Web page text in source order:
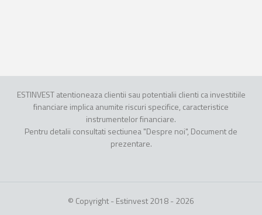
ESTINVEST atentioneaza clientii sau potentialii clienti ca investitiile
financiare implica anumite riscuri specifice, caracteristice
instrumentelor financiare.
Pentru detalii consultati sectiunea "Despre noi", Document de
prezentare.
© Copyright - Estinvest 2018 - 2026